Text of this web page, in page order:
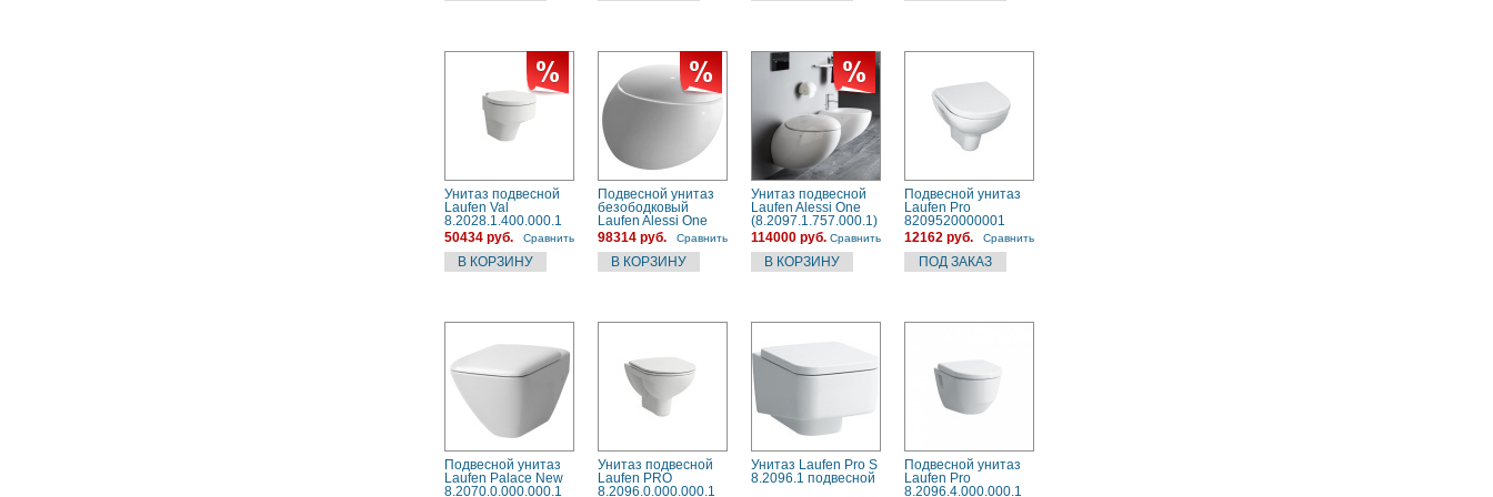
Унитаз подвесной
Laufen Val
8.2028.1.400.000.1
безободковый, с
покр. LLC, белый
50434 руб. Сравнить
Подвесной унитаз
безободковый
Laufen Alessi One
rimless
8.2097.1.400.000.1
98314 руб. Сравнить
Унитаз подвесной
Laufen Alessi One
(8.2097.1.757.000.1)
белый матовый,
безободковый,
58х39см
114000 руб. Сравнить
Подвесной унитаз
Laufen Pro
8209520000001
12162 руб.
Сравнить
Подвесной унитаз
Laufen Palace New
8.2070.0.000.000.1
Унитаз подвесной
Laufen PRO
8.2096.0.000.000.1
Унитаз Laufen Pro S
8.2096.1 подвесной
Подвесной унитаз
Laufen Pro
8.2096.4.000.000.1